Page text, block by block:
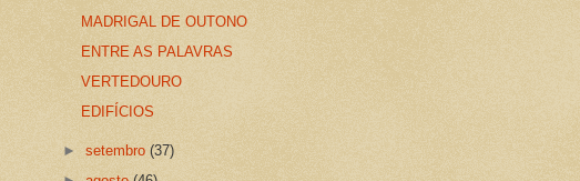
MADRIGAL DE OUTONO
ENTRE AS PALAVRAS
VERTEDOURO
EDIFÍCIOS
►setembro(37)